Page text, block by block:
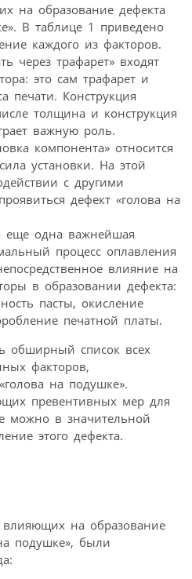
на образование дефекта
В таблице 1 приведено
каждого из факторов.
через трафарет» входят
это сам трафарет и
печати. Конструкция
толщина и конструкция
важную роль.
компонента» относится
установки. На этой
с другими
дефект «голова на
еще одна важнейшая
процесс оплавления
влияние на
в образовании дефекта:
пасты, окисление
печатной платы.
обширный список всех
факторов,
на подушке».
превентивных мер для
можно в значительной
этого дефекта.
на образование
подушке», были